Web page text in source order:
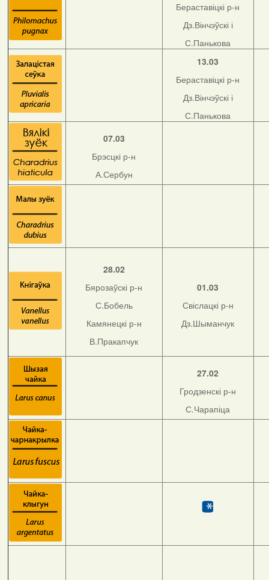
Бераставіцкі р-н
Дз.Вінчэўскі і
С.Панькова
13.03
Бераставіцкі р-н
Дз.Вінчэўскі і
С.Панькова
07.03
Брэсцкі р-н
А.Сербун
28.02
Бярозаўскі р-н
С.Бобель
Камянецкі р-н
В.Пракапчук
01.03
Свіслацкі р-н
Дз.Шыманчук
27.02
Гродзенскі р-н
С.Чарапіца